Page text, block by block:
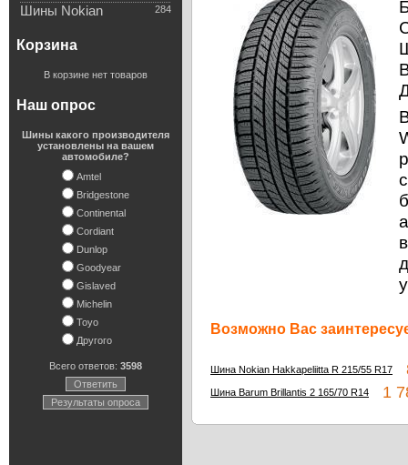
284
Шины Nokian
Корзина
В корзине нет товаров
Наш опрос
Шины какого производителя
установлены на вашем
автомобиле?
Amtel
Bridgestone
Continental
Cordiant
Dunlop
Goodyear
Gislaved
Michelin
Toyo
Другого
Всего ответов: 3598
Ответить
Результаты опроса
Возможно Вас
Шина Nokian Hakkapeliitta R 215/55 R17
Шина Barum Brillantis 2 165/70 R14 1